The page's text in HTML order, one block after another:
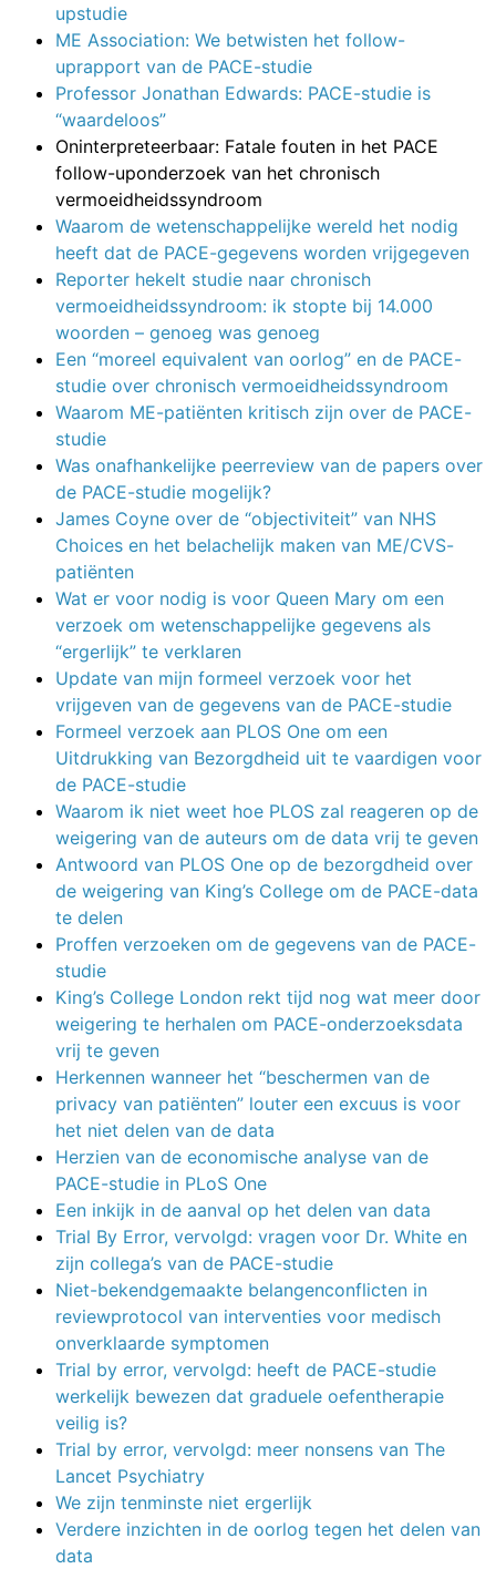
upstudie
ME Association: We betwisten het follow-
uprapport van de PACE-studie
Professor Jonathan Edwards: PACE-studie is
“waardeloos”
Oninterpreteerbaar: Fatale fouten in het PACE
follow-uponderzoek van het chronisch
vermoeidheidssyndroom
Waarom de wetenschappelijke wereld het nodig
heeft dat de PACE-gegevens worden vrijgegeven
Reporter hekelt studie naar chronisch
vermoeidheidssyndroom: ik stopte bij 14.000
woorden – genoeg was genoeg
Een “moreel equivalent van oorlog” en de PACE-
studie over chronisch vermoeidheidssyndroom
Waarom ME-patiënten kritisch zijn over de PACE-
studie
Was onafhankelijke peerreview van de papers over
de PACE-studie mogelijk?
James Coyne over de “objectiviteit” van NHS
Choices en het belachelijk maken van ME/CVS-
patiënten
Wat er voor nodig is voor Queen Mary om een
verzoek om wetenschappelijke gegevens als
“ergerlijk” te verklaren
Update van mijn formeel verzoek voor het
vrijgeven van de gegevens van de PACE-studie
Formeel verzoek aan PLOS One om een
Uitdrukking van Bezorgdheid uit te vaardigen voor
de PACE-studie
Waarom ik niet weet hoe PLOS zal reageren op de
weigering van de auteurs om de data vrij te geven
Antwoord van PLOS One op de bezorgdheid over
de weigering van King’s College om de PACE-data
te delen
Proffen verzoeken om de gegevens van de PACE-
studie
King’s College London rekt tijd nog wat meer door
weigering te herhalen om PACE-onderzoeksdata
vrij te geven
Herkennen wanneer het “beschermen van de
privacy van patiënten” louter een excuus is voor
het niet delen van de data
Herzien van de economische analyse van de
PACE-studie in PLoS One
Een inkijk in de aanval op het delen van data
Trial By Error, vervolgd: vragen voor Dr. White en
zijn collega’s van de PACE-studie
Niet-bekendgemaakte belangenconflicten in
reviewprotocol van interventies voor medisch
onverklaarde symptomen
Trial by error, vervolgd: heeft de PACE-studie
werkelijk bewezen dat graduele oefentherapie
veilig is?
Trial by error, vervolgd: meer nonsens van The
Lancet Psychiatry
We zijn tenminste niet ergerlijk
Verdere inzichten in de oorlog tegen het delen van
data